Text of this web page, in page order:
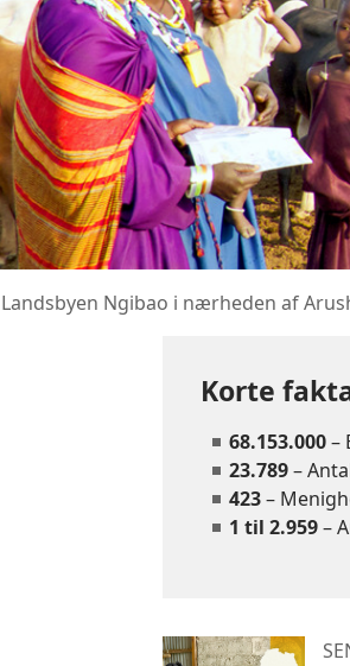
Landsbyen Ngibao i nærheden af
Korte
68.153.000–
23.789–
423–
1 til 2.959–